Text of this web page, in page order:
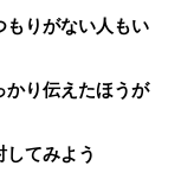
もりがない人もい
かり伝えたほうが
てみよう